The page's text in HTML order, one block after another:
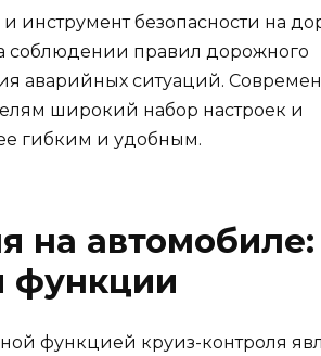
инструмент безопасности на
соблюдении правил дорожного
аварийных ситуаций.
широкий набор настроек и
гибким и удобным.
на автомобиле:
функции
функцией круиз-контроля